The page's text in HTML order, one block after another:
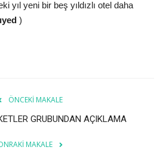
yıl yeni bir beş yıldızlı otel daha
)
ÖNCEKI MAKALE
GRUBUNDAN AÇIKLAMA
MAKALE